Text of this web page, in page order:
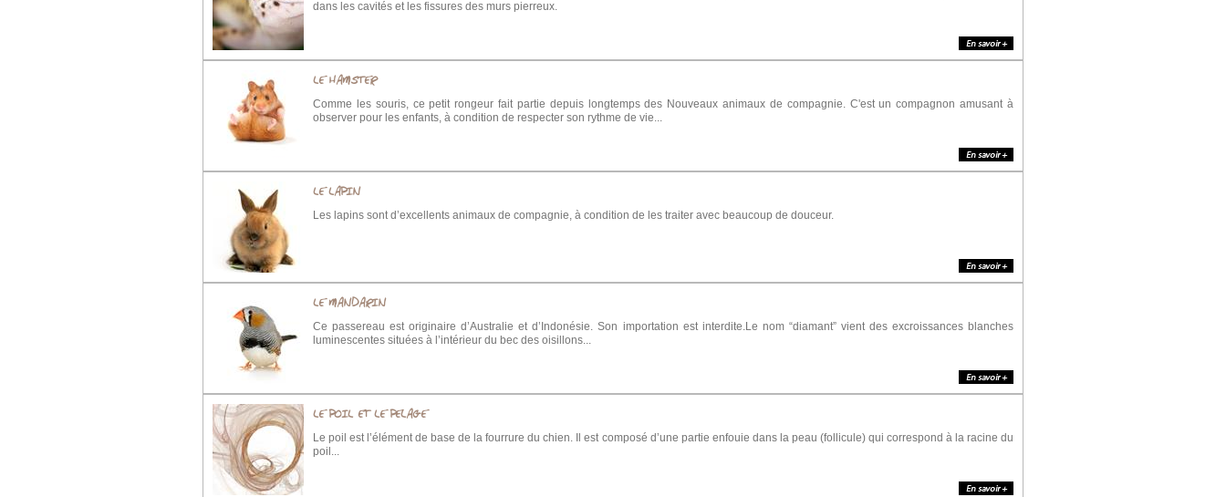
dans les cavités et les fissures des murs pierreux.
LE HAMSTER
Comme les souris, ce petit rongeur fait partie depuis longtemps des Nouveaux animaux de compagnie. C'est un compagnon amusant à
observer pour les enfants, à condition de respecter son rythme de vie...
LE LAPIN
Les lapins sont d’excellents animaux de compagnie, à condition de les traiter avec beaucoup de douceur.
LE MANDARIN
Ce passereau est originaire d’Australie et d’Indonésie. Son importation est interdite.Le nom “diamant” vient des excroissances blanches
luminescentes situées à l’intérieur du bec des oisillons...
LE POIL ET LE PELAGE
Le poil est l’élément de base de la fourrure du chien. Il est composé d’une partie enfouie dans la peau (follicule) qui correspond à la racine du
poil...